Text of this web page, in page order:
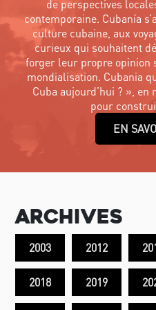
de perspectives
contemporaine. Cubanía
culture cubaine, aux
curieux qui souhaitent
forger leur propre opinion
mondialisation. Cubania
Cuba aujourd’hui ? »,
pour
EN
Archives
2003 2012
2018 2019